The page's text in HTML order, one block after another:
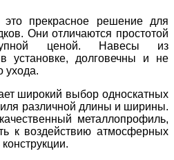
прекрасное решение для
Они отличаются простотой
ценой. Навесы из
установке, долговечны и не
ухода.
широкий выбор односкатных
различной длины и ширины.
металлопрофиль,
к воздействию атмосферных